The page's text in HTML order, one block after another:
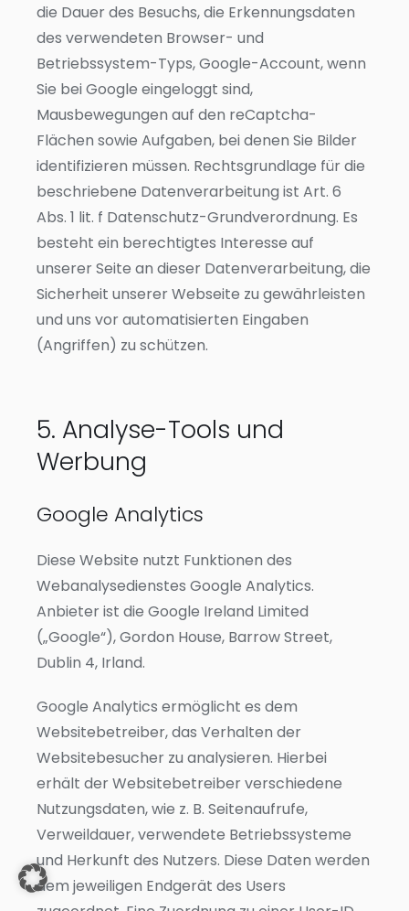
die Dauer des Besuchs, die Erkennungsdaten
des verwendeten Browser- und
Betriebssystem-Typs, Google-Account, wenn
Sie bei Google eingeloggt sind,
Mausbewegungen auf den reCaptcha-
Flächen sowie Aufgaben, bei denen Sie Bilder
identifizieren müssen. Rechtsgrundlage für die
beschriebene Datenverarbeitung ist Art. 6
Abs. 1 lit. f Datenschutz-Grundverordnung. Es
besteht ein berechtigtes Interesse auf
unserer Seite an dieser Datenverarbeitung, die
Sicherheit unserer Webseite zu gewährleisten
und uns vor automatisierten Eingaben
(Angriffen) zu schützen.
5. Analyse-Tools und
Werbung
Google Analytics
Diese Website nutzt Funktionen des
Webanalysedienstes Google Analytics.
Anbieter ist die Google Ireland Limited
(„Google“), Gordon House, Barrow Street,
Dublin 4, Irland.
Google Analytics ermöglicht es dem
Websitebetreiber, das Verhalten der
Websitebesucher zu analysieren. Hierbei
erhält der Websitebetreiber verschiedene
Nutzungsdaten, wie z. B. Seitenaufrufe,
Verweildauer, verwendete Betriebssysteme
und Herkunft des Nutzers. Diese Daten werden
dem jeweiligen Endgerät des Users